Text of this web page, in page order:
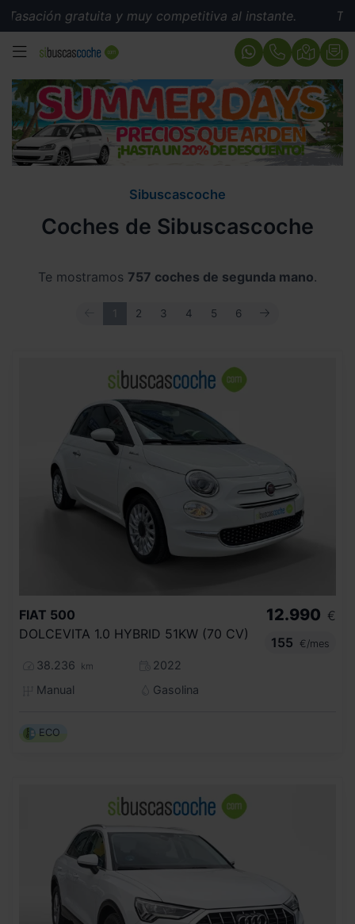
y muy competitiva al instante. Tasación
MENÚ
Sibuscascoche
Coches de Sibuscascoche
Te mostramos 757 coches de segunda mano.
ANTERIOR
2 3 4 5 6 SIGUIENTE
FIAT 500
DOLCEVITA 1.0 HYBRID 51KW (70 CV)
38.236 km
2022
Manual
Gasolina
12.990 €
155
€/mes
ECO